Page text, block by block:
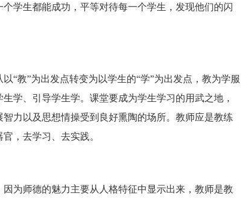
学生都能成功，平等对待每一个学生，发现他们的闪
“教”为出发点转变为以学生的“学”为出发点，教为学服
学、引导学生学。课堂要成为学生学习的用武之地，
力以及思想情操受到良好熏陶的场所。教师应是教练
，去学习、去实践。
为师德的魅力主要从人格特征中显示出来，教师是教